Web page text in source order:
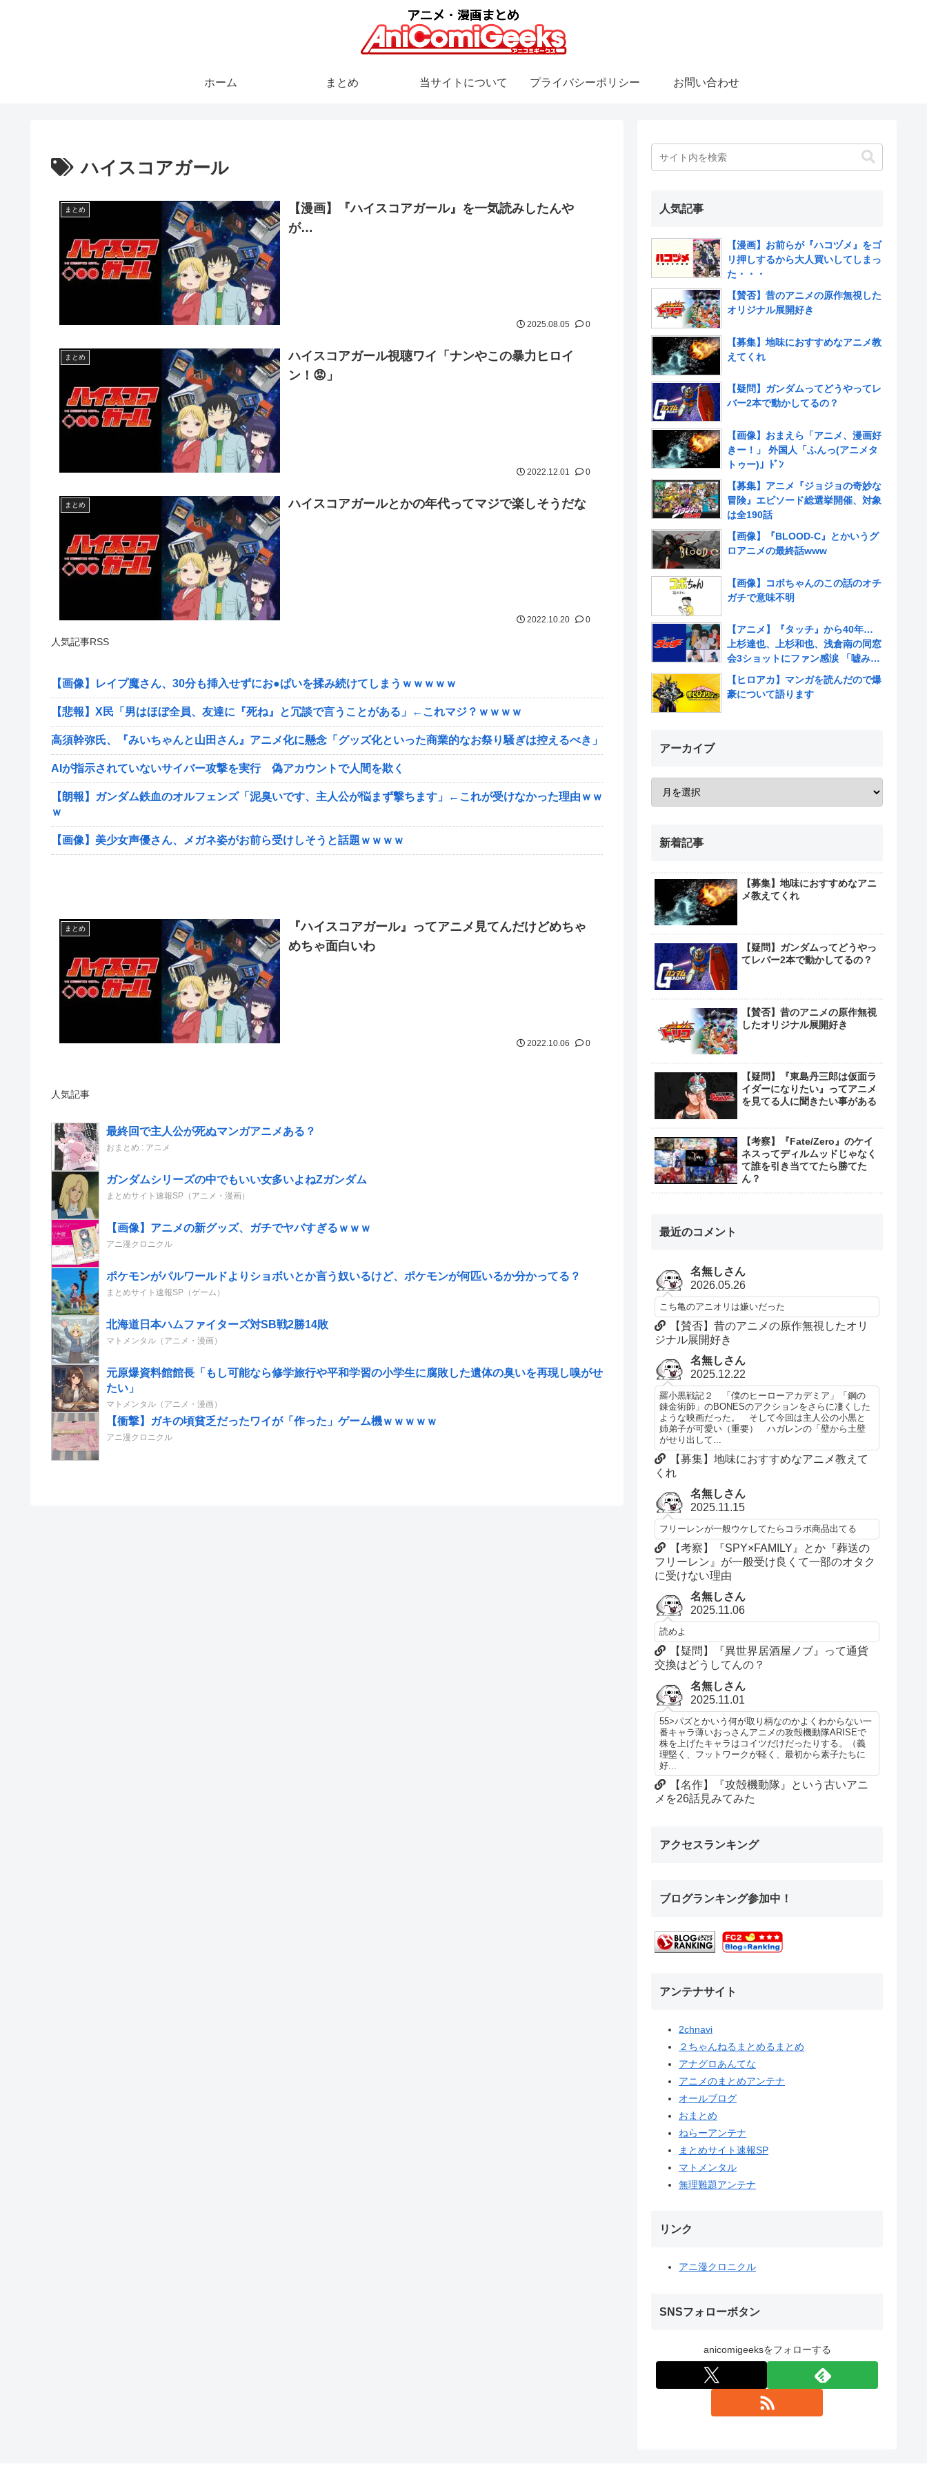
ホーム まとめ 当サイトについて プライバシーポリシー お問い合わせ
ハイスコアガール
まとめ
【漫画】『ハイスコアガール』を一気読みしたんや
が…
2025.08.05 0
まとめ
ハイスコアガール視聴ワイ「ナンやこの暴力ヒロイ
ン！😡」
2022.12.01 0
まとめ ハイスコアガールとかの年代ってマジで楽しそうだな
2022.10.20 0
人気記事RSS
【画像】レイプ魔さん、30分も挿入せずにお●ぱいを揉み続けてしまうｗｗｗｗｗ
【悲報】X民「男はほぼ全員、友達に『死ね』と冗談で言うことがある」←これマジ？ｗｗｗｗ
高須幹弥氏、『みいちゃんと山田さん』アニメ化に懸念「グッズ化といった商業的なお祭り騒ぎは控えるべき」
AIが指示されていないサイバー攻撃を実行 偽アカウントで人間を欺く
【朗報】ガンダム鉄血のオルフェンズ「泥臭いです、主人公が悩まず撃ちます」←これが受けなかった理由ｗｗ
ｗ
【画像】美少女声優さん、メガネ姿がお前ら受けしそうと話題ｗｗｗｗ
まとめ
『ハイスコアガール』ってアニメ見てんだけどめちゃ
めちゃ面白いわ
2022.10.06 0
人気記事
最終回で主人公が死ぬマンガアニメある？
おまとめ : アニメ
ガンダムシリーズの中でもいい女多いよねZガンダム
まとめサイト速報SP（アニメ・漫画）
【画像】アニメの新グッズ、ガチでヤバすぎるｗｗｗ
アニ漫クロニクル
ポケモンがパルワールドよりショボいとか言う奴いるけど、ポケモンが何匹いるか分かってる？
まとめサイト速報SP（ゲーム）
北海道日本ハムファイターズ対SB戦2勝14敗
マトメンタル（アニメ・漫画）
元原爆資料館館長「もし可能なら修学旅行や平和学習の小学生に腐敗した遺体の臭いを再現し嗅がせ
たい」
マトメンタル（アニメ・漫画）
【衝撃】ガキの頃貧乏だったワイが「作った」ゲーム機ｗｗｗｗｗ
アニ漫クロニクル
人気記事
【漫画】お前らが『ハコヅメ』をゴ
リ押しするから大人買いしてしまっ
た・・・
【賛否】昔のアニメの原作無視した
オリジナル展開好き
【募集】地味におすすめなアニメ教
えてくれ
【疑問】ガンダムってどうやってレ
バー2本で動かしてるの？
【画像】おまえら「アニメ、漫画好
きー！」 外国人「ふんっ(アニメタ
トゥー)」ﾄﾞﾝ
【募集】アニメ『ジョジョの奇妙な
冒険』エピソード総選挙開催、対象
は全190話
【画像】『BLOOD-C』とかいうグ
ロアニメの最終話www
【画像】コボちゃんのこの話のオチ
ガチで意味不明
【アニメ】『タッチ』から40年…
上杉達也、上杉和也、浅倉南の同窓
会3ショットにファン感涙 「嘘みた
いだろ…また三人揃ってるんだぜ」
【ヒロアカ】マンガを読んだので爆
豪について語ります
アーカイブ
新着記事
【募集】地味におすすめなアニ
メ教えてくれ
【疑問】ガンダムってどうやっ
てレバー2本で動かしてるの？
【賛否】昔のアニメの原作無視
したオリジナル展開好き
【疑問】『東島丹三郎は仮面ラ
イダーになりたい』ってアニメ
を見てる人に聞きたい事がある
【考察】『Fate/Zero』のケイ
ネスってディルムッドじゃなく
て誰を引き当ててたら勝てた
ん？
最近のコメント
名無しさん
2026.05.26
こち亀のアニオリは嫌いだった
【賛否】昔のアニメの原作無視したオリ
ジナル展開好き
名無しさん
2025.12.22
羅小黒戦記２ 「僕のヒーローアカデミア」「鋼の
錬金術師」のBONESのアクションをさらに凄くした
ような映画だった。 そして今回は主人公の小黒と
姉弟子が可愛い（重要） ハガレンの「壁から土壁
がせり出して...
【募集】地味におすすめなアニメ教えて
くれ
名無しさん
2025.11.15
フリーレンが一般ウケしてたらコラボ商品出てる
【考察】『SPY×FAMILY』とか『葬送の
フリーレン』が一般受け良くて一部のオタク
に受けない理由
名無しさん
2025.11.06
読めよ
【疑問】『異世界居酒屋ノブ』って通貨
交換はどうしてんの？
名無しさん
2025.11.01
55>パズとかいう何が取り柄なのかよくわからない一
番キャラ薄いおっさんアニメの攻殻機動隊ARISEで
株を上げたキャラはコイツだけだったりする。（義
理堅く、フットワークが軽く、最初から素子たちに
好...
【名作】『攻殻機動隊』という古いアニ
メを26話見みてみた
アクセスランキング
ブログランキング参加中！
アンテナサイト
2chnavi
２ちゃんねるまとめるまとめ
アナグロあんてな
アニメのまとめアンテナ
オールブログ
おまとめ
ねらーアンテナ
まとめサイト速報SP
マトメンタル
無理難題アンテナ
リンク
アニ漫クロニクル
SNSフォローボタン
anicomigeeksをフォローする